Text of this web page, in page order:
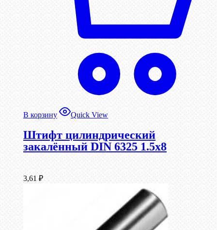
В корзину Quick View
Штифт цилиндрический
закалённый DIN 6325 1.5х8
3,61 ₽